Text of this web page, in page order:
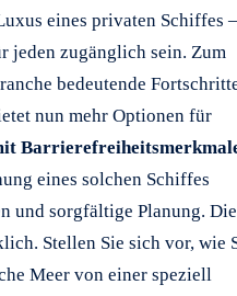
eines privaten Schiffes –
jeden zugänglich sein. Zum
bedeutende
nun mehr Optionen für
eines solchen Schiffes
und sorgfältige Planung. Die
Stellen Sie sich vor, wie
Meer von einer speziell